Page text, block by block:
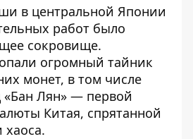
в центральной Японии
работ было
сокровище.
огромный тайник
монет, в том числе
«Бан Лян» — первой
Китая, спрятанной
хаоса.